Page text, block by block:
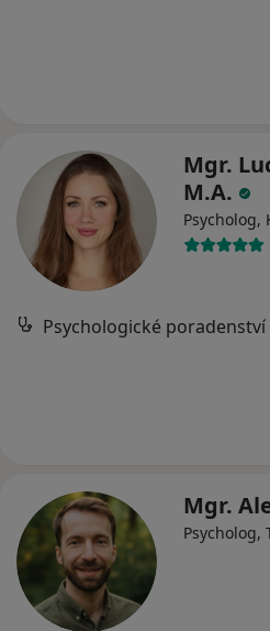
Mgr.
M.A.
Psycholog,
Psychologické poradenství
Mgr.
Psycholog,